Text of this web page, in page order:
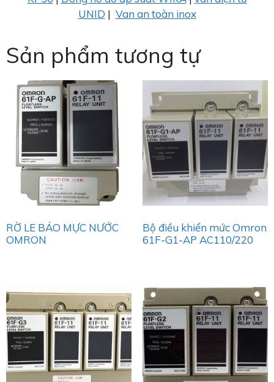
UNID | Van an toàn inox
Sản phẩm tương tự
RỜ LE BÁO MỰC NƯỚC
OMRON
Bộ điều khiển mức Omron
61F-G1-AP AC110/220